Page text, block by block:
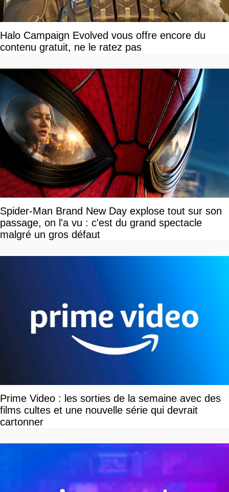
Halo Campaign Evolved vous offre encore du
contenu gratuit, ne le ratez pas
Spider-Man Brand New Day explose tout sur son
passage, on l'a vu : c'est du grand spectacle
malgré un gros défaut
Prime Video : les sorties de la semaine avec des
films cultes et une nouvelle série qui devrait
cartonner